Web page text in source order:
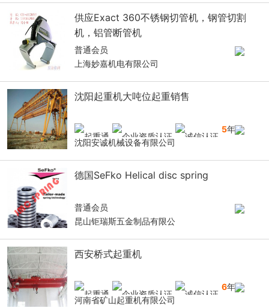
供应Exact 360不锈钢切管机，钢管切割
机，铝管断管机
普通会员
上海妙嘉机电有限公司
沈阳起重机大吨位起重销售
5年
沈阳安诚机械设备有限公司
德国SeFko Helical disc spring
普通会员
昆山钜瑞斯五金制品有限公
西安桥式起重机
6年
河南省矿山起重机有限公司